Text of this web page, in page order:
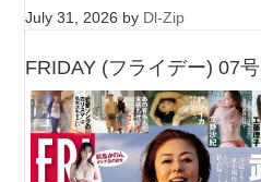
July 31, 2026 by Dl-Zip
FRIDAY (フライデー) 07号